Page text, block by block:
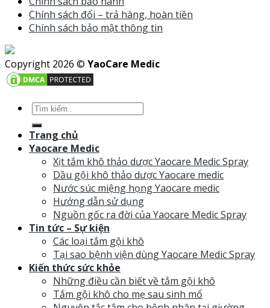
Chính sách đổi – trả hàng, hoàn tiền
Chính sách bảo mật thông tin
Copyright 2026 © YaoCare Medic
Trang chủ
Yaocare Medic
Xịt tắm khô thảo dược Yaocare Medic Spray
Dầu gội khô thảo dược Yaocare medic
Nước súc miệng họng Yaocare medic
Hướng dẫn sử dụng
Nguồn gốc ra đời của Yaocare Medic Spray
Tin tức – Sự kiện
Các loại tắm gội khô
Tại sao bệnh viện dùng Yaocare Medic Spray
Kiến thức sức khỏe
Những điều cần biết về tắm gội khô
Tắm gội khô cho mẹ sau sinh mổ